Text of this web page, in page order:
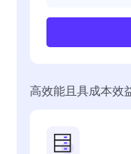
高效能且具成本效